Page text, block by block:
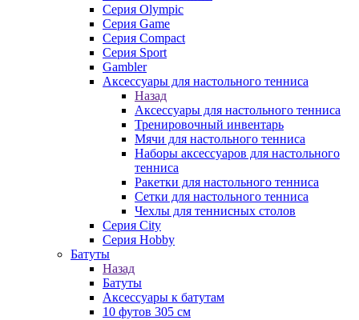
Серия Olympic
Серия Game
Серия Compact
Серия Sport
Gambler
Аксессуары для настольного тенниса
Назад
Аксессуары для настольного тенниса
Тренировочный инвентарь
Мячи для настольного тенниса
Наборы аксессуаров для настольного
тенниса
Ракетки для настольного тенниса
Сетки для настольного тенниса
Чехлы для теннисных столов
Серия City
Серия Hobby
Батуты
Назад
Батуты
Аксессуары к батутам
10 футов 305 см